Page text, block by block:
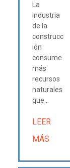
La
industria
de la
construcc
ión
consume
más
recursos
naturales
que...
LEER
MÁS